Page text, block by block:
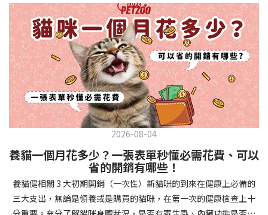
時立即獎勵。另外要處理的常見問題包括咬人、啃咬家具和亂叫。
每當出現不當行為，給予適當替代品（如咬玩具代替咬手），並在
幼犬選擇正確行為時獎勵，這比責罵更有效。社交化訓練 兩個月大
的幼犬正處於社會化黃金期，這階段的經驗將深刻影響未來性格。
安排幼犬接觸不同人類（包括兒童、戴眼鏡的人、使用拐杖的人
等）、各種動物、交通工具和環境聲音。起初保持在安全、受控的
情境中，逐漸增加複雜度。每次正面社交體驗後給予獎勵，建立幼
犬對新事物的積極態度。進階技巧強化 基礎訓練穩固後，可以進入
更複雜的技巧訓練。這包括遠距離控制、不同干擾下的指令遵從、
多步驟動作等。使用延遲獎勵技巧，讓幼犬學會即使沒有立即獎勵
也能保持良好行為。引入不同環境中的訓練，如公園、寵物店等，
幫助幼犬在各種情境下都能聽從指令。維持良好習慣 成功的訓練不
是一次性的，而是需要持續維護。即使幼犬已經掌握所有技能，也
要定期複習，防止行為退化。將訓練融入日常生活，如出門前的
下降，表示身體狀況不佳，應儘快就醫！📌 貓咪拉肚子判斷步驟5：
檢查是否需要帶去看獸醫 如果拉肚子 1~2 次但精神好、食慾正常，
可以先觀察，如果腹瀉超過 48 小時或水狀腹瀉 + 嗜睡、食慾下降、
嘔吐 應立即就醫。 透過這 5 個步驟，你可以快速判斷貓咪拉肚子的
原因與嚴重程度，確保毛孩的腸胃健康！如果不確定情況，還是建
議讓獸醫檢查，才能安心哦！🐾💖4種高風險群貓咪拉肚子要小心高
風險貓咪包含：幼貓、老貓、懷孕貓、有慢性疾病貓，這些貓咪在
身體狀況出現警訊時要特別注意，如拉肚子次數超過2次以上，就建
議直接尋求獸醫協助。2要訣判斷貓咪拉肚子要不要看醫生 高風險貓
的貓咪，如拉肚子超過2-3天，建議直接尋求獸醫師協助。並記得提
供觀察紀錄給予獸醫師進行專業判斷。貓咪拉肚子但精神很好？如
果飼主有發現貓咪拉肚子的情形，但貓咪的精神很好。有可能與飲
食方便相關，回想是否進食新的食物，或是正進行飼料更換的過
兩全其美！貓咪掉毛原因1. 皮膚問題貓咪皮膚問題是造成掉毛的常
見兇手！皮膚發炎、感染或是長期搔癢，都會讓貓咪的毛髮失去健
康光澤並大量脫落。常見的皮膚問題包括皮膚黴菌、細菌感染、疥
癬蟲等寄生蟲，甚至是皮膚過度乾燥。如果發現貓咪皮膚有紅腫、
結痂、脫屑或異常氣味，同時伴隨掉毛，建議盡快帶牠看獸醫哦！
貓咪掉毛原因2. 過敏誰說只有人類會過敏？貓咪也會！貓咪可能對
環境中的塵蟎、花粉、清潔劑，甚至是食物中的某些成分產生過敏
反應。過敏症狀不只是打噴嚏、流眼淚，還會引起皮膚搔癢和掉毛
問題。特別是食物過敏，更是常被忽略的掉毛元兇！如果貓咪經常
抓癢或舔舐特定部位，同時伴隨掉毛，很可能是過敏在作怪呢！貓
咪掉毛原因3. 營養不足貓咪的毛髮健康與營養息息相關！當貓咪飲
食中缺乏必要的蛋白質、脂肪酸（尤其是Omega-3和Omega-
6）、維生素或礦物質時，毛髮就會變得乾燥、脆弱，容易斷裂脫
落。長期餵食低品質或不均衡的貓糧，可能使貓咪營養不良，進而
2026-08-04
養貓一個月花多少？一張表單秒懂必需花費、可以
省的開銷有哪些！
養貓健相關 3 大初期開銷（一次性）新貓咪的到來在健康上必備的
三大支出，無論是領養或是購買的貓咪，在第一次的健康檢查上十